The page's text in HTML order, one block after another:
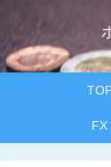
FX